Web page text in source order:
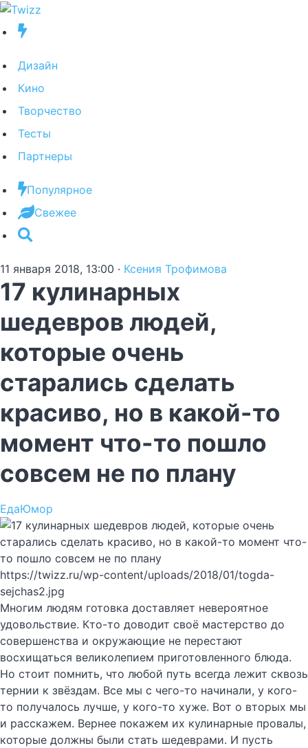
Дизайн
Кино
Творчество
Тесты
Партнеры
Популярное
Свежее
11 января 2018, 13:00 · Ксения Трофимова
17 кулинарных
шедевров людей,
которые очень
старались сделать
красиво, но в какой-то
момент что-то пошло
совсем не по плану
ЕдаЮмор
https://twizz.ru/wp-content/uploads/2018/01/togda-
sejchas2.jpg
Многим людям готовка доставляет невероятное
удовольствие. Кто-то доводит своё мастерство до
совершенства и окружающие не перестают
восхищаться великолепием приготовленного блюда.
Но стоит помнить, что любой путь всегда лежит сквозь
тернии к звёздам. Все мы с чего-то начинали, у кого-
то получалось лучше, у кого-то хуже. Вот о вторых мы
и расскажем. Вернее покажем их кулинарные провалы,
которые должны были стать шедеврами. И пусть